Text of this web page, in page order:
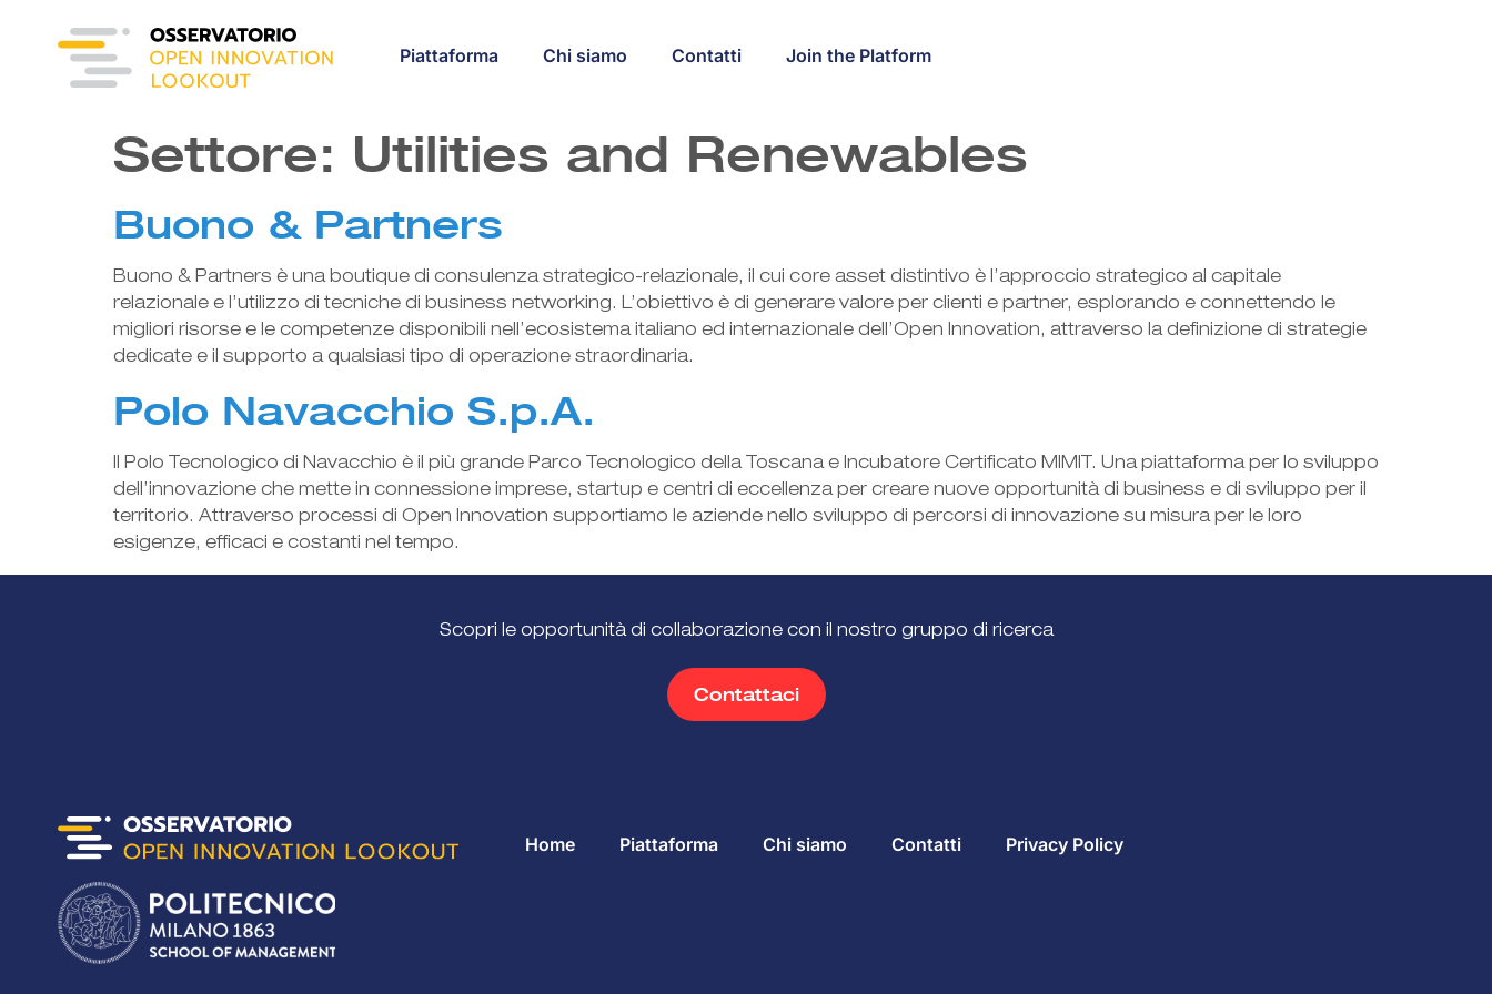
Piattaforma Chi siamo Contatti Join the Platform
Settore: Utilities and Renewables
Buono & Partners
Buono & Partners è una boutique di consulenza strategico-relazionale, il cui core asset distintivo è l’approccio strategico al capitale
relazionale e l’utilizzo di tecniche di business networking. L’obiettivo è di generare valore per clienti e partner, esplorando e connettendo le
migliori risorse e le competenze disponibili nell’ecosistema italiano ed internazionale dell’Open Innovation, attraverso la definizione di strategie
dedicate e il supporto a qualsiasi tipo di operazione straordinaria.
Polo Navacchio S.p.A.
Il Polo Tecnologico di Navacchio è il più grande Parco Tecnologico della Toscana e Incubatore Certificato MIMIT. Una piattaforma per lo sviluppo
dell’innovazione che mette in connessione imprese, startup e centri di eccellenza per creare nuove opportunità di business e di sviluppo per il
territorio. Attraverso processi di Open Innovation supportiamo le aziende nello sviluppo di percorsi di innovazione su misura per le loro
esigenze, efficaci e costanti nel tempo.
Scopri le opportunità di collaborazione con il nostro gruppo di ricerca
Contattaci
Home Piattaforma Chi siamo Contatti Privacy Policy